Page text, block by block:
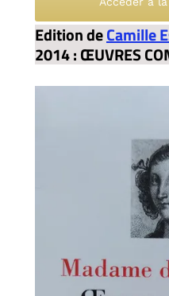
Edition deCamille
2014 : ŒUVRES